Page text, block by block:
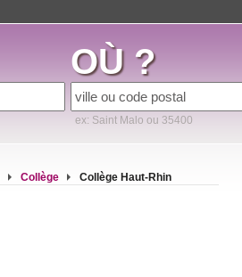
OÙ ?
ex: Saint Malo ou 35400
Collège Collège Haut-Rhin